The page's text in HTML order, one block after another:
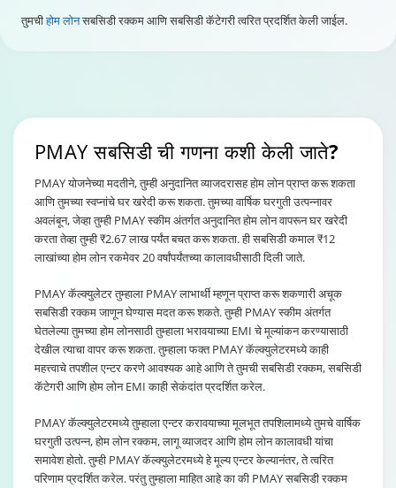
तुमचीहोम लोनसबसिडी रक्कम आणि सबसिडी कॅटेगरी त्वरित प्रदर्शित केली जाईल.
PMAY सबसिडीची गणना कशी केली जाते?
PMAY योजनेच्या मदतीने, तुम्ही अनुदानित व्याजदरासह होम लोन प्राप्त करू शकता
आणि तुमच्या स्वप्नांचे घर खरेदी करू शकता. तुमच्या वार्षिक घरगुती उत्पन्नावर
अवलंबून, जेव्हा तुम्ही PMAY स्कीम अंतर्गत अनुदानित होम लोन वापरून घर खरेदी
करता तेव्हा तुम्ही ₹2.67 लाख पर्यंत बचत करू शकता. ही सबसिडी कमाल ₹12
लाखांच्या होम लोन रकमेवर 20 वर्षांपर्यंतच्या कालावधीसाठी दिली जाते.
PMAY कॅल्क्युलेटर तुम्हाला PMAY लाभार्थी म्हणून प्राप्त करू शकणारी अचूक
सबसिडी रक्कम जाणून घेण्यास मदत करू शकते. तुम्ही PMAY स्कीम अंतर्गत
घेतलेल्या तुमच्या होम लोनसाठी तुम्हाला भरावयाच्या EMI चे मूल्यांकन करण्यासाठी
देखील त्याचा वापर करू शकता. तुम्हाला फक्त PMAY कॅल्क्युलेटरमध्ये काही
महत्त्वाचे तपशील एन्टर करणे आवश्यक आहे आणि ते तुमची सबसिडी रक्कम, सबसिडी
कॅटेगरी आणि होम लोन EMI काही सेकंदांत प्रदर्शित करेल.
PMAY कॅल्क्युलेटरमध्ये तुम्हाला एन्टर करावयाच्या मूलभूत तपशिलामध्ये तुमचे वार्षिक
घरगुती उत्पन्न, होम लोन रक्कम, लागू व्याजदर आणि होम लोन कालावधी यांचा
समावेश होतो. तुम्ही PMAY कॅल्क्युलेटरमध्ये हे मूल्य एन्टर केल्यानंतर, ते त्वरित
परिणाम प्रदर्शित करेल. परंतु तुम्हाला माहित आहे का की PMAY सबसिडी रक्कम